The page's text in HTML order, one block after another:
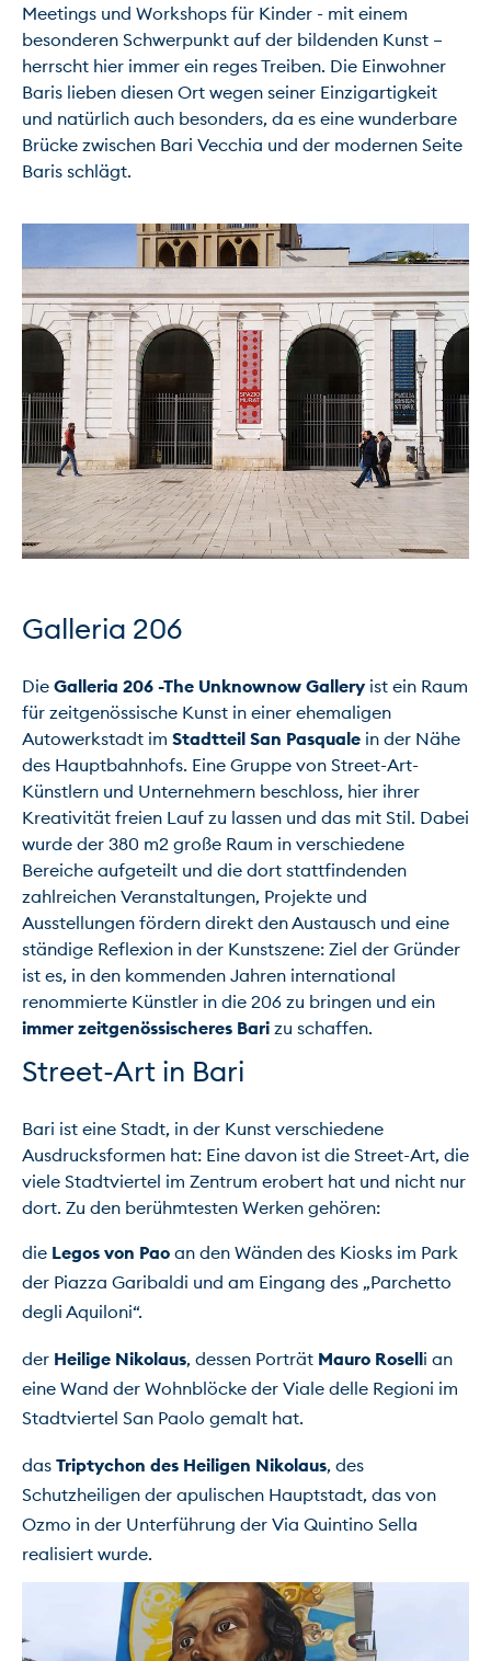
Meetings und Workshops für Kinder - mit einem
besonderen Schwerpunkt auf der bildenden Kunst –
herrscht hier immer ein reges Treiben. Die Einwohner
Baris lieben diesen Ort wegen seiner Einzigartigkeit
und natürlich auch besonders, da es eine wunderbare
Brücke zwischen Bari Vecchia und der modernen Seite
Baris schlägt.
Galleria 206
Die Galleria 206 -The Unknownow Gallery ist ein Raum
für zeitgenössische Kunst in einer ehemaligen
Autowerkstadt im Stadtteil San Pasquale in der Nähe
des Hauptbahnhofs. Eine Gruppe von Street-Art-
Künstlern und Unternehmern beschloss, hier ihrer
Kreativität freien Lauf zu lassen und das mit Stil. Dabei
wurde der 380 m2 große Raum in verschiedene
Bereiche aufgeteilt und die dort stattfindenden
zahlreichen Veranstaltungen, Projekte und
Ausstellungen fördern direkt den Austausch und eine
ständige Reflexion in der Kunstszene: Ziel der Gründer
ist es, in den kommenden Jahren international
immer zeitgenössischeres Bari
Street-Art in Bari
Bari ist eine Stadt, in der Kunst verschiedene
Ausdrucksformen hat: Eine davon ist die Street-Art, die
viele Stadtviertel im Zentrum erobert hat und nicht nur
die Legos von Pao an den Wänden des Kiosks im Park
der Piazza Garibaldi und am Eingang des „Parchetto
degli Aquiloni“.
der Heilige Nikolaus, dessen Porträt Mauro Roselli an
eine Wand der Wohnblöcke der Viale delle Regioni im
Stadtviertel San Paolo gemalt hat.
das Triptychon des Heiligen Nikolaus, des
Schutzheiligen der apulischen Hauptstadt, das von
Ozmo in der Unterführung der Via Quintino Sella
realisiert wurde.